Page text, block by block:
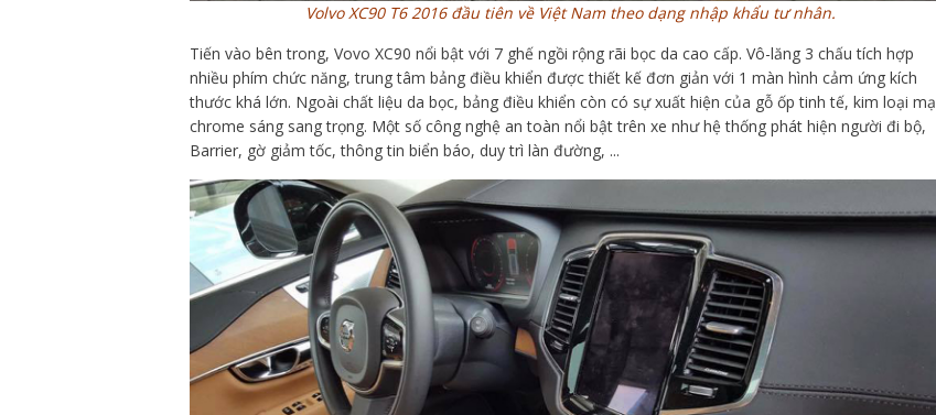
Volvo XC90 T6 2016 đầu tiên về Việt Nam theo dạng nhập khẩu tư nhân.
Tiến vào bên trong, Vovo XC90 nổi bật với 7 ghế ngồi rộng rãi bọc da cao cấp. Vô-lăng 3 chấu tích hợp
nhiều phím chức năng, trung tâm bảng điều khiển được thiết kế đơn giản với 1 màn hình cảm ứng kích
thước khá lớn. Ngoài chất liệu da bọc, bảng điều khiển còn có sự xuất hiện của gỗ ốp tinh tế, kim loại mạ
chrome sáng sang trọng. Một số công nghệ an toàn nổi bật trên xe như hệ thống phát hiện người đi bộ,
Barrier, gờ giảm tốc, thông tin biển báo, duy trì làn đường, ...